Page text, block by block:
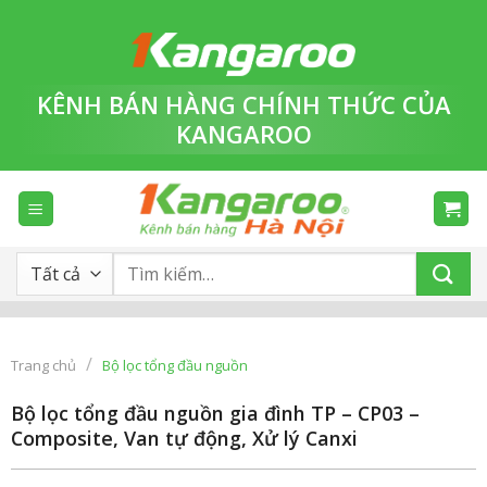
dungKÊNH BÁN HÀNG CHÍNH THỨC CỦA
KANGAROO
Tìm
Trang chủ / Bộ lọc tổng đầu nguồn
Bộ lọc tổng đầu nguồn gia đình TP – CP03 –
Composite, Van tự động, Xử lý Canxi